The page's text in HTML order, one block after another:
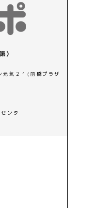
）
元気２１(前橋プラザ
ンター